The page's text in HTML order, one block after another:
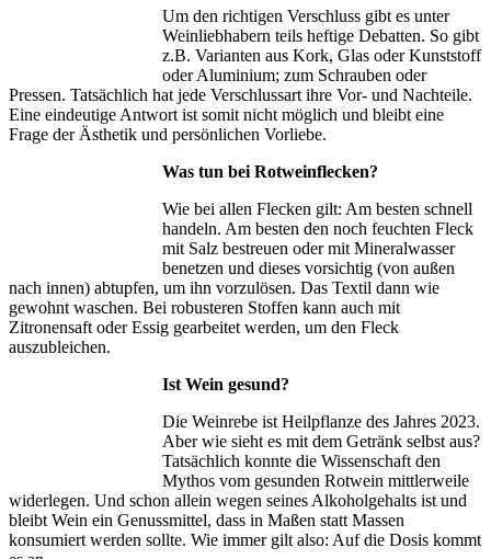
Um den richtigen Verschluss gibt es unter
Weinliebhabern teils heftige Debatten. So gibt
z.B. Varianten aus Kork, Glas oder Kunststoff
oder Aluminium; zum Schrauben oder
Pressen. Tatsächlich hat jede Verschlussart ihre Vor- und Nachteile.
Eine eindeutige Antwort ist somit nicht möglich und bleibt eine
Frage der Ästhetik und persönlichen Vorliebe.
Was tun bei Rotweinflecken?
Wie bei allen Flecken gilt: Am besten schnell
handeln. Am besten den noch feuchten Fleck
mit Salz bestreuen oder mit Mineralwasser
benetzen und dieses vorsichtig (von außen
nach innen) abtupfen, um ihn vorzulösen. Das Textil dann wie
gewohnt waschen. Bei robusteren Stoffen kann auch mit
Zitronensaft oder Essig gearbeitet werden, um den Fleck
auszubleichen.
Ist Wein gesund?
Die Weinrebe ist Heilpflanze des Jahres 2023.
Aber wie sieht es mit dem Getränk selbst aus?
Tatsächlich konnte die Wissenschaft den
Mythos vom gesunden Rotwein mittlerweile
widerlegen. Und schon allein wegen seines Alkoholgehalts ist und
bleibt Wein ein Genussmittel, dass in Maßen statt Massen
konsumiert werden sollte. Wie immer gilt also: Auf die Dosis kommt